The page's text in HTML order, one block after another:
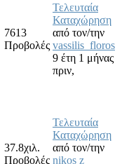
7613
Προβολές
Τελευταία
Καταχώρηση
από τον/την
vassilis_floros
9 έτη 1 μήνας
πριν,
37.8χιλ.
Προβολές
Τελευταία
Καταχώρηση
από τον/την
nikos z